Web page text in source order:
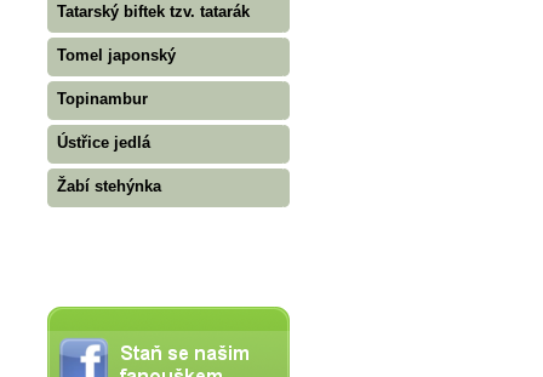
Tatarský biftek tzv. tatarák
Tomel japonský
Topinambur
Ústřice jedlá
Žabí stehýnka